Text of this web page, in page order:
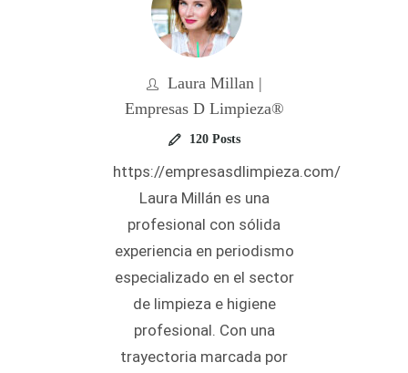
Laura Millan |
Empresas D Limpieza®
120 Posts
https://empresasdlimpieza.com/
Laura Millán es una
profesional con sólida
experiencia en periodismo
especializado en el sector
de limpieza e higiene
profesional. Con una
trayectoria marcada por